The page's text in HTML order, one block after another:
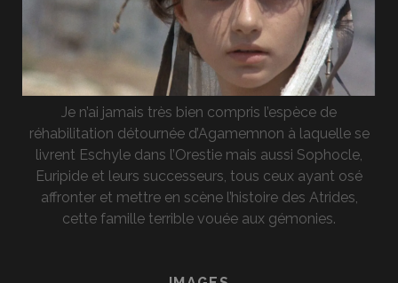
Je n’ai jamais très bien compris l’espèce de
réhabilitation détournée d’Agamemnon à laquelle se
livrent Eschyle dans l’Orestie mais aussi Sophocle,
Euripide et leurs successeurs, tous ceux ayant osé
affronter et mettre en scène l’histoire des Atrides,
cette famille terrible vouée aux gémonies.